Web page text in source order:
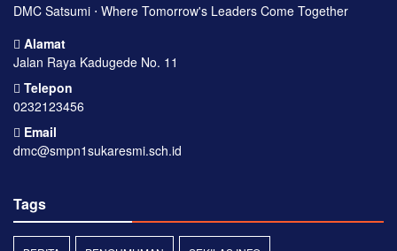
DMC Satsumi ⋅ Where Tomorrow's Leaders Come Together
Alamat
Jalan Raya Kadugede No. 11
Telepon
0232123456
Email
dmc@smpn1sukaresmi.sch.id
Tags